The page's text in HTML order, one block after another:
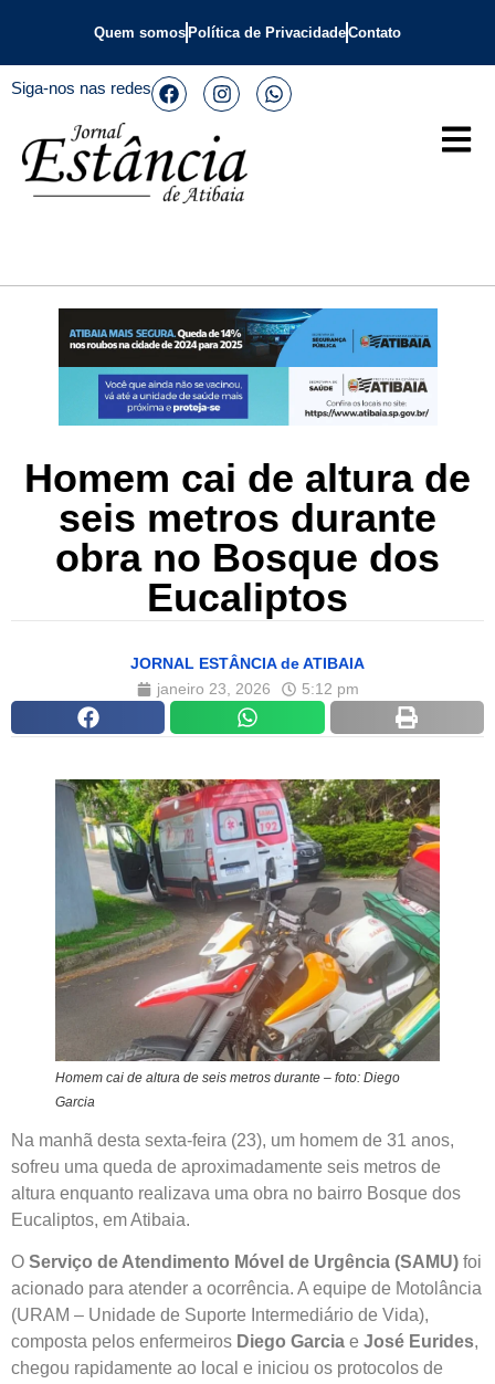
Quem somos Política de PrivacidadeContato
Siga-nos nas redes
Homem cai de altura de
seis metros durante
obra no Bosque dos
Eucaliptos
JORNAL ESTÂNCIA de ATIBAIA
janeiro 23, 2026
5:12 pm
Homem cai de altura de seis metros durante – foto: Diego
Garcia
Na manhã desta sexta-feira (23), um homem de 31 anos,
sofreu uma queda de aproximadamente seis metros de
altura enquanto realizava uma obra no bairro Bosque dos
Eucaliptos, em Atibaia.
O Serviço de Atendimento Móvel de Urgência (SAMU) foi
acionado para atender a ocorrência. A equipe de Motolância
(URAM – Unidade de Suporte Intermediário de Vida),
composta pelos enfermeiros Diego Garcia e José Eurides,
chegou rapidamente ao local e iniciou os protocolos de